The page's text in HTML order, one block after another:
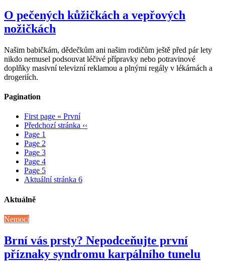
O pečených kůžičkách a vepřových
nožičkách
Našim babičkám, dědečkům ani našim rodičům ještě před pár lety
nikdo nemusel podsouvat léčivé přípravky nebo potravinové
doplňky masivní televizní reklamou a plnými regály v lékárnách a
drogeriích.
Pagination
First page « První
Předchozí stránka ‹‹
Page 1
Page 2
Page 3
Page 4
Page 5
Aktuální stránka 6
Aktuálně
Nemoci
Brní vás prsty? Nepodceňujte první
příznaky syndromu karpálního tunelu